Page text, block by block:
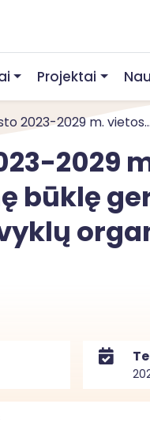
Projektai
2023-2029 m. vietos...
2029
būklę